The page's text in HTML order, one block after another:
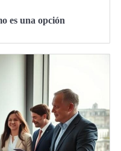
es una opción